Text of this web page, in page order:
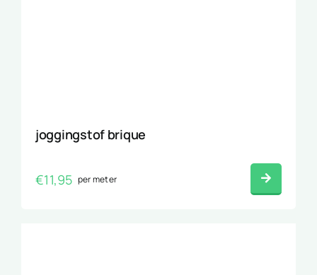
joggingstof brique
€11,95 per meter